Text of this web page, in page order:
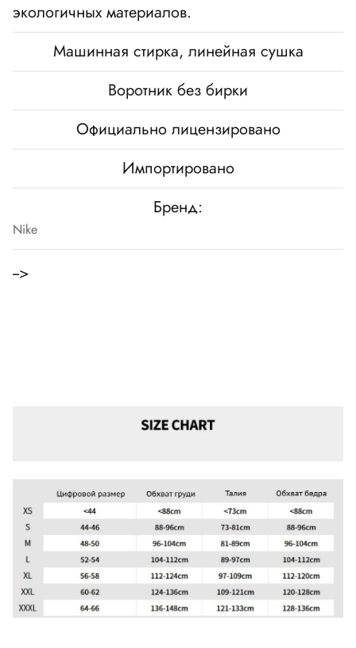
экологичных материалов.
Машинная стирка, линейная сушка
Воротник без бирки
Официально лицензировано
Импортировано
Бренд:
Nike
-->